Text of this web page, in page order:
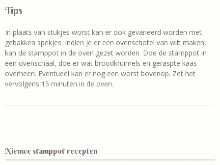
Tips
In plaats van stukjes worst kan er ook gevarieerd worden met
gebakken spekjes. Indien je er een ovenschotel van wilt maken,
kan de stamppot in de oven gezet worden. Doe de stamppot in
een ovenschaal, doe er wat broodkruimels en geraspte kaas
overheen. Eventueel kan er nog een worst bovenop. Zet het
vervolgens 15 minuten in de oven.
Nieuwe stamppot recepten